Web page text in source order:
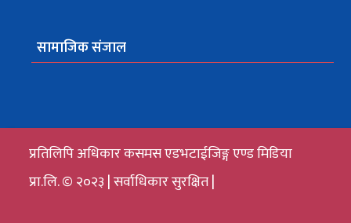
सामाजिक संजाल
प्रतिलिपि अधिकार कसमस एडभटाईजिङ्ग एण्ड मिडिया
प्रा.लि. © २०२३ | सर्वाधिकार सुरक्षित |